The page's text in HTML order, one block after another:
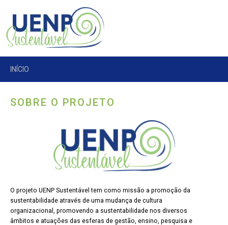
INÍCIO
SOBRE O PROJETO
O projeto UENP Sustentável tem como missão a promoção da
sustentabilidade através de uma mudança de cultura
organizacional, promovendo a sustentabilidade nos diversos
âmbitos e atuações das esferas de gestão, ensino, pesquisa e